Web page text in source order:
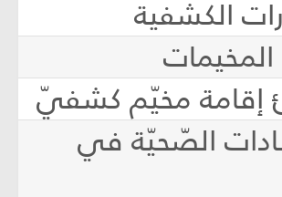
الكشفية
المخيمات
إقامة مخيّم كشفيّ
الصّحيّة في